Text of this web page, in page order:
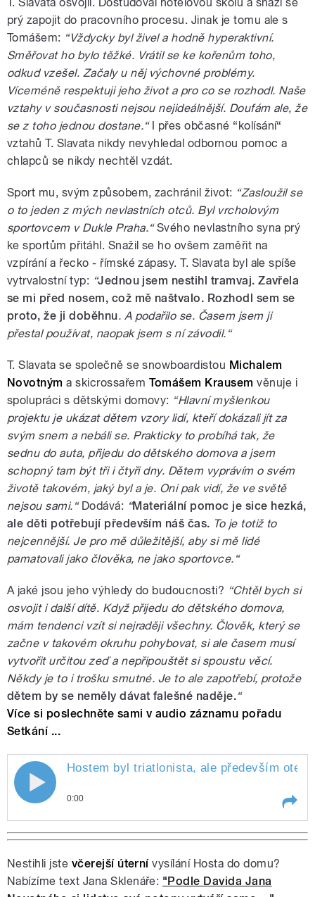
prý zapojit do pracovního procesu. Jinak je tomu ale s
Tomášem: “Vždycky byl živel a hodně hyperaktivní.
Směřovat ho bylo těžké. Vrátil se ke kořenům toho,
odkud vzešel. Začaly u něj výchovné problémy.
Víceméně respektuji jeho život a pro co se rozhodl. Naše
vztahy v současnosti nejsou nejideálnější. Doufám ale, že
se z toho jednou dostane.“
I přes občasné “kolísání“
vztahů T. Slavata nikdy nevyhledal odbornou pomoc a
chlapců se nikdy nechtěl vzdát.
Sport mu, svým způsobem, zachránil život: “Zasloužil se
o to jeden z mých nevlastních otců. Byl vrcholovým
sportovcem v Dukle Praha.“Svého nevlastního syna prý
ke sportům přitáhl. Snažil se ho ovšem zaměřit na
vzpírání a řecko - římské zápasy. T. Slavata byl ale spíše
vytrvalostní typ: “Jednou jsem nestihl tramvaj. Zavřela
se mi před nosem, což mě naštvalo. Rozhodl sem se
proto, že ji doběhnu. A podařilo se. Časem jsem ji
přestal používat, naopak jsem s ní závodil.“
T. Slavata se společně se snowboardistou Michalem
Novotným a skicrossařem Tomášem Krausem věnuje i
spolupráci s dětskými domovy: “Hlavní myšlenkou
projektu je ukázat dětem vzory lidí, kteří dokázali jít za
svým snem a nebáli se. Prakticky to probíhá tak, že
sednu do auta, přijedu do dětského domova a jsem
schopný tam být tři i čtyři dny. Dětem vyprávím o svém
životě takovém, jaký byl a je. Oni pak vidí, že ve světě
nejsou sami.“Dodává: “Materiální pomoc je sice hezká,
ale děti potřebují především náš čas. To je totiž to
nejcennější. Je pro mě důležitější, aby si mě lidé
pamatovali jako člověka, ne jako sportovce.“
A jaké jsou jeho výhledy do budoucnosti? “Chtěl bych si
osvojit i další dítě. Když přijedu do dětského domova,
mám tendenci vzít si nejraději všechny. Člověk, který se
začne v takovém okruhu pohybovat, si ale časem musí
vytvořit určitou zeď a nepřipouštět si spoustu věcí.
Někdy je to i trošku smutné. Je to ale zapotřebí, protože
dětem by se neměly dávat falešné naděje.“
Více si poslechněte sami v audio záznamu pořadu
Setkání ...
Play /
Hostem byl triatlonista, ale především
0:00
Hostem byl triatlonista, ale především otec
Hovořili jsme o jeho rodičovské funkci a o
tom, jak ji kombinuje s vrcholovým sportem.
Došlo i na spolupráci s dětskými domovy,
Nestihli jste včerejší úternívysílání Hosta do domu?
Nabízíme text Jana Sklenáře: "Podle Davida Jana